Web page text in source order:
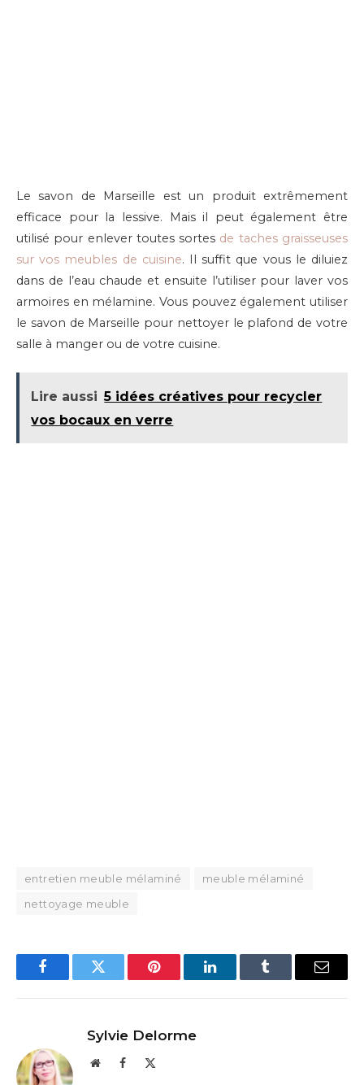
Le savon de Marseille est un produit extrêmement
efficace pour la lessive. Mais il peut également être
utilisé pour enlever toutes sortes de taches graisseuses
sur vos meubles de cuisine. Il suffit que vous le diluiez
dans de l’eau chaude et ensuite l’utiliser pour laver vos
armoires en mélamine. Vous pouvez également utiliser
le savon de Marseille pour nettoyer le plafond de votre
salle à manger ou de votre cuisine.
Lire aussi 5 idées créatives pour recycler
vos bocaux en verre
entretien meuble mélaminé
meuble mélaminé
nettoyage meuble
FacebookTwitter Pinterest LinkedInTumblr Email
Sylvie Delorme
WebsiteFacebook